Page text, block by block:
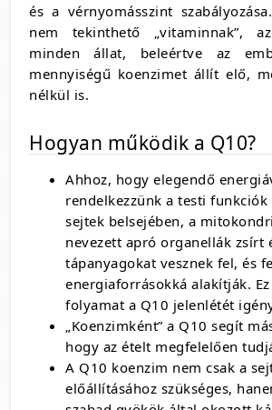
és a vérnyomásszint
nem tekinthető „vitaminnak”,
minden állat, beleértve az
mennyiségű koenzimet állít elő,
nélkül is.
Hogyan működik a Q10?
Ahhoz, hogy elegendő
rendelkezzünk a testi funkciók
sejtek belsejében, a
nevezett apró organellák zsírt
tápanyagokat vesznek fel, és
energiaforrásokká alakítják.
folyamat a Q10 jelenlétét
„Koenzimként” a Q10 segít
hogy az ételt megfelelően
A Q10 koenzim nem csak a
előállításához szükséges,